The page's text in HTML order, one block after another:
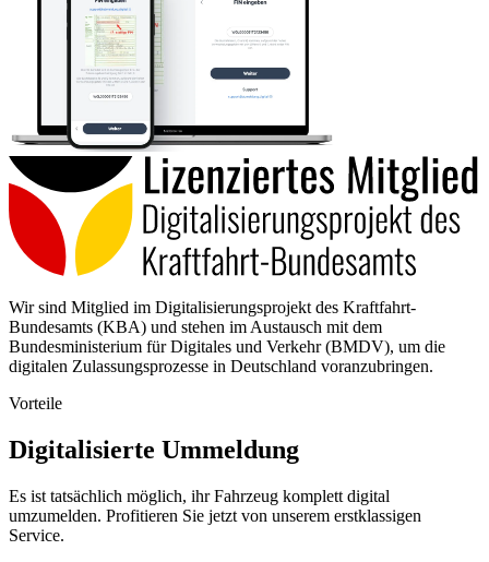
Wir sind Mitglied im Digitalisierungsprojekt des Kraftfahrt-
Bundesamts (KBA) und stehen im Austausch mit dem
Bundesministerium für Digitales und Verkehr (BMDV), um die
digitalen Zulassungsprozesse in Deutschland voranzubringen.
Vorteile
Digitalisierte Ummeldung
Es ist tatsächlich möglich, ihr Fahrzeug komplett digital
umzumelden. Profitieren Sie jetzt von unserem erstklassigen
Service.